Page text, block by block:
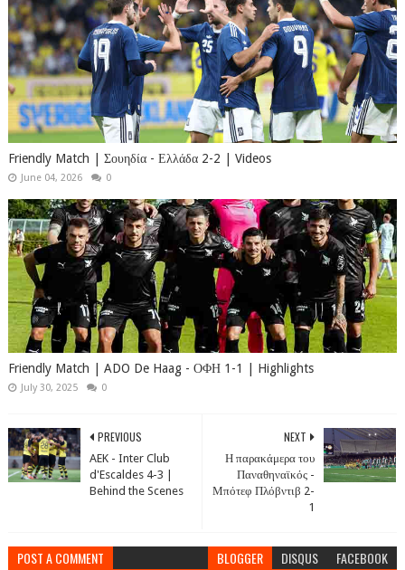
Friendly Match | Σουηδία - Ελλάδα 2-2 | Videos
June 04, 2026 0
Friendly Match | ADO De Haag - ΟΦΗ 1-1 | Highlights
July 30, 2025 0
NEXT
Η παρακάμερα του
Παναθηναϊκός -
Μπότεφ Πλόβντιβ 2-
1
PREVIOUS
AEK - Inter Club
d'Escaldes 4-3 |
Behind the Scenes
POST A COMMENT BLOGGER DISQUS FACEBOOK